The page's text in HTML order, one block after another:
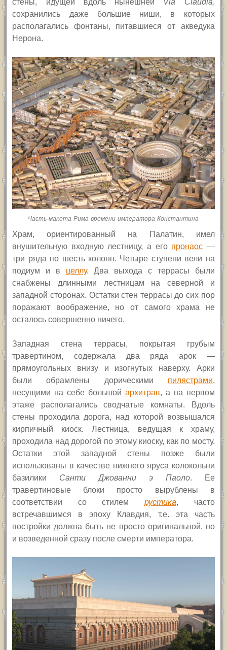
стены, идущей вдоль нынешней Via Claudia,
сохранились даже большие ниши, в которых
располагались фонтаны, питавшиеся от акведука
Нерона.
Часть макета Рима времени императора Константина
Храм, ориентированный на Палатин, имел
внушительную входную лестницу, а его пронаос —
три ряда по шесть колонн. Четыре ступени вели на
подиум и в целлу. Два выхода с террасы были
снабжены длинными лестницам на северной и
западной сторонах. Остатки стен террасы до сих пор
поражают воображение, но от самого храма не
осталось совершенно ничего.
Западная стена террасы, покрытая грубым
травертином, содержала два ряда арок —
прямоугольных внизу и изогнутых наверху. Арки
были обрамлены дорическими пилястрами,
несущими на себе большой архитрав, а на первом
этаже располагались сводчатые комнаты. Вдоль
стены проходила дорога, над которой возвышался
кирпичный киоск. Лестница, ведущая к храму,
проходила над дорогой по этому киоску, как по мосту.
Остатки этой западной стены позже были
использованы в качестве нижнего яруса колокольни
базилики Санти Джованни э Паоло. Ее
травертиновые блоки просто вырублены в
соответствии со стилем
рустика, часто
встречавшимся в эпоху Клавдия, т.е. эта часть
постройки должна быть не просто оригинальной, но
и возведенной сразу после смерти императора.